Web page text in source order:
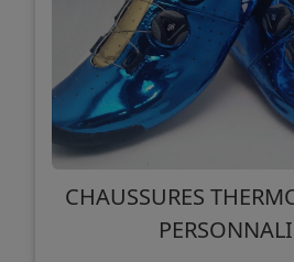
CHAUSSURES